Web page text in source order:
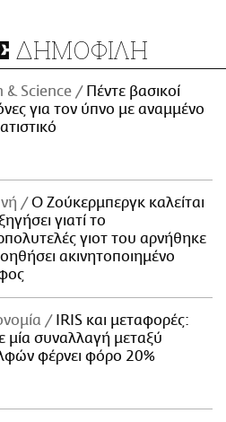
ΔΗΜΟΦΙΛΗ
& Science
Πέντε βασικοί
για τον ύπνο με αναμμένο
Ο Ζούκερμπεργκ καλείται
γιατί το
γιοτ του αρνήθηκε
ακινητοποιημένο
IRIS και μεταφορές:
μία συναλλαγή μεταξύ
φέρνει φόρο 20%